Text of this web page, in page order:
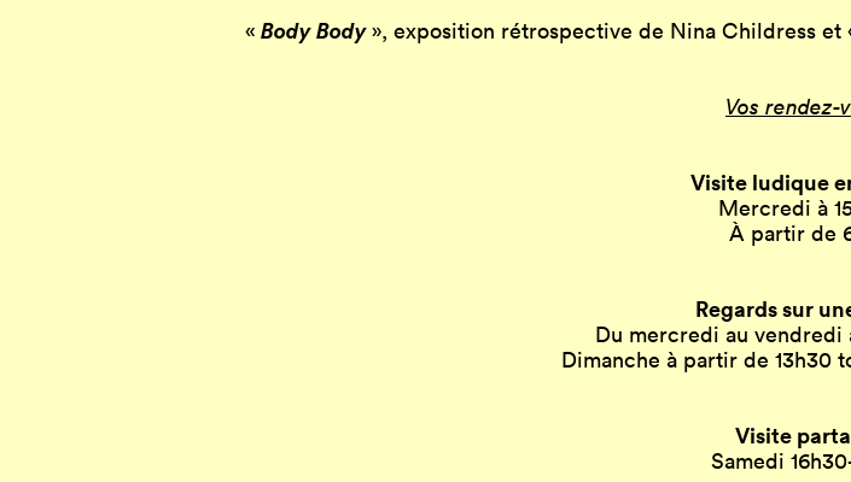
« Body Body», exposition rétrospective de Nina Childress et
Vos rendez-
Visite ludique
Mercredi à
À partir de
Regards sur
Du mercredi au vendredi
Dimanche à partir de 13h30
Visite
Samedi